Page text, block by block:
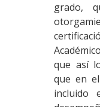
grado,
que así
que en
incluido